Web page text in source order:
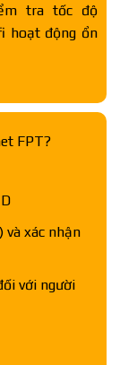
tra tốc độ
hoạt động ổn
FPT?
và xác nhận
với người